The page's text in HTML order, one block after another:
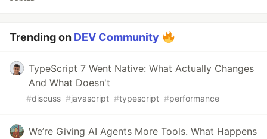
Trending on DEV Community
TypeScript 7 Went Native: What Actually Changes
And What Doesn't
#discuss #javascript #typescript #performance
We’re Giving AI Agents More Tools. What Happens